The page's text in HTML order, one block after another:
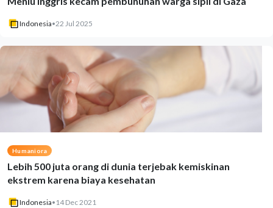
Indonesia•22 Jul 2025
Humaniora
Lebih 500 juta orang di dunia terjebak kemiskinan
ekstrem karena biaya kesehatan
Indonesia• 14 Dec 2021